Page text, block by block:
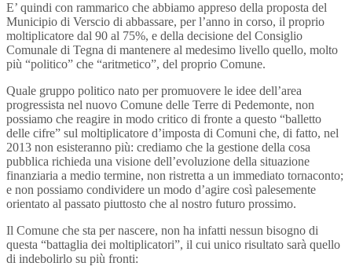
E’ quindi con rammarico che abbiamo appreso della proposta del
Municipio di Verscio di abbassare, per l’anno in corso, il proprio
moltiplicatore dal 90 al 75%, e della decisione del Consiglio
Comunale di Tegna di mantenere al medesimo livello quello, molto
più “politico” che “aritmetico”, del proprio Comune.
Quale gruppo politico nato per promuovere le idee dell’area
progressista nel nuovo Comune delle Terre di Pedemonte, non
possiamo che reagire in modo critico di fronte a questo “balletto
delle cifre” sul moltiplicatore d’imposta di Comuni che, di fatto, nel
2013 non esisteranno più: crediamo che la gestione della cosa
pubblica richieda una visione dell’evoluzione della situazione
finanziaria a medio termine, non ristretta a un immediato tornaconto;
e non possiamo condividere un modo d’agire così palesemente
orientato al passato piuttosto che al nostro futuro prossimo.
Il Comune che sta per nascere, non ha infatti nessun bisogno di
questa “battaglia dei moltiplicatori”, il cui unico risultato sarà quello
di indebolirlo su più fronti: